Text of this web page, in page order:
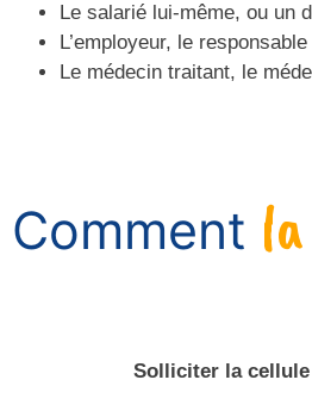
Le salarié lui-même, ou un
L’employeur, le
Le médecin traitant, le
Comment
Solliciter la cellule